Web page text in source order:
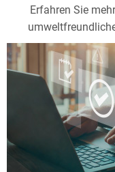
Erfahren Sie